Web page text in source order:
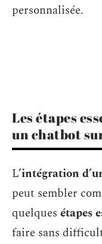
personnalisée.
Les étapes
un chatbot
L’intégration
peut sembler
quelques étapes
faire sans